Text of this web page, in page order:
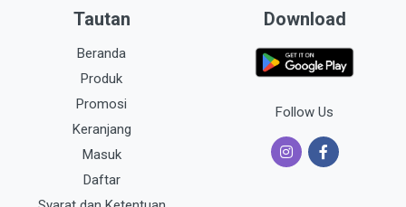
Tautan
Beranda
Produk
Promosi
Keranjang
Masuk
Daftar
Download
Follow Us